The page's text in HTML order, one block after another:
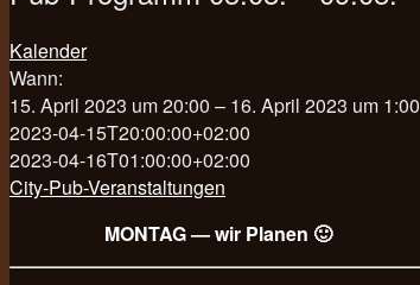
Kalender
Wann:
15. April 2023 um 20:00 – 16. April 2023 um 1:00
2023-04-15T20:00:00+02:00
2023-04-16T01:00:00+02:00
City-Pub-Veranstaltungen
MONTAG — wir Planen 🙂